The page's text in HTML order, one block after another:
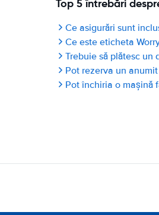
Top 5 întrebări
Ce asigurări sunt
Ce este eticheta
Trebuie să plătesc un
Pot rezerva un
Pot închiria o mașină